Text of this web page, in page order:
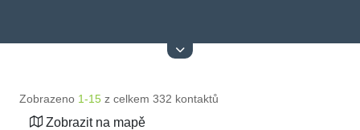
Zobrazeno 1-15 z celkem 332 kontaktů
Zobrazit na mapě